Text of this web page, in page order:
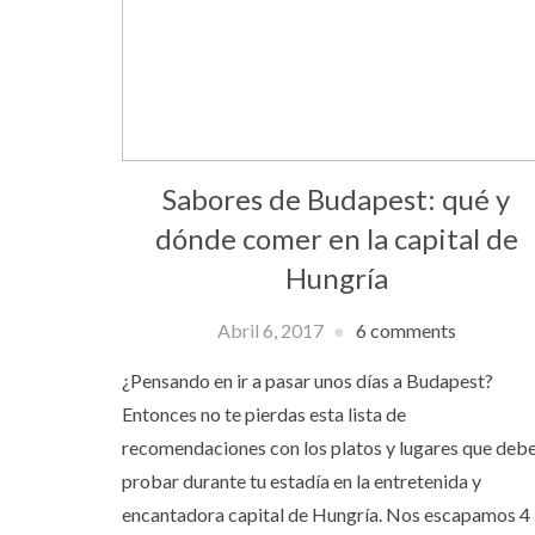
Sabores de Budapest: qué y
dónde comer en la capital de
Hungría
Abril 6, 2017 6 comments
¿Pensando en ir a pasar unos días a Budapest?
Entonces no te pierdas esta lista de
recomendaciones con los platos y lugares que
probar durante tu estadía en la entretenida y
encantadora capital de Hungría. Nos escapamos 4